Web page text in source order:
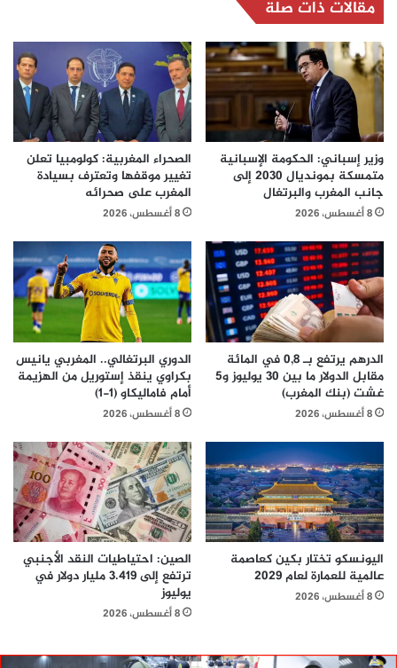
مقالات ذات صلة
وزير إسباني: الحكومة الإسبانية
متمسكة بمونديال 2030 إلى
جانب المغرب والبرتغال
8 أغسطس، 2026
الصحراء المغربية: كولومبيا تعلن
تغيير موقفها وتعترف بسيادة
المغرب على صحرائه
8 أغسطس، 2026
الدرهم يرتفع بـ 0,8 في المائة
مقابل الدولار ما بين 30 يوليوز و5
غشت (بنك المغرب)
8 أغسطس، 2026
الدوري البرتغالي.. المغربي يانيس
بكراوي ينقذ إستوريل من الهزيمة
أمام فاماليكاو (1-1)
8 أغسطس، 2026
اليونسكو تختار بكين كعاصمة
عالمية للعمارة لعام 2029
8 أغسطس، 2026
الصين: احتياطيات النقد الأجنبي
ترتفع إلى 3.419 مليار دولار في
يوليوز
8 أغسطس، 2026